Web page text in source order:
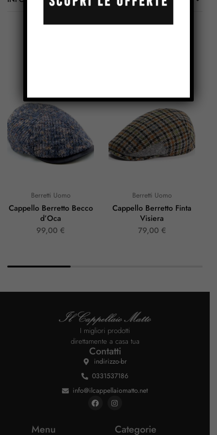
Berretti Uomo
Cappello Berretto Becco
d’Oca
99,00 €
Berretti Uomo
Cappello Berretto Finta
Visiera
79,00 €
I migliori prodotti
direttamente a casa tua
Contatti
indirizzo-br
0331537186
info@ilcappellaiomatto.net
Menu Categorie